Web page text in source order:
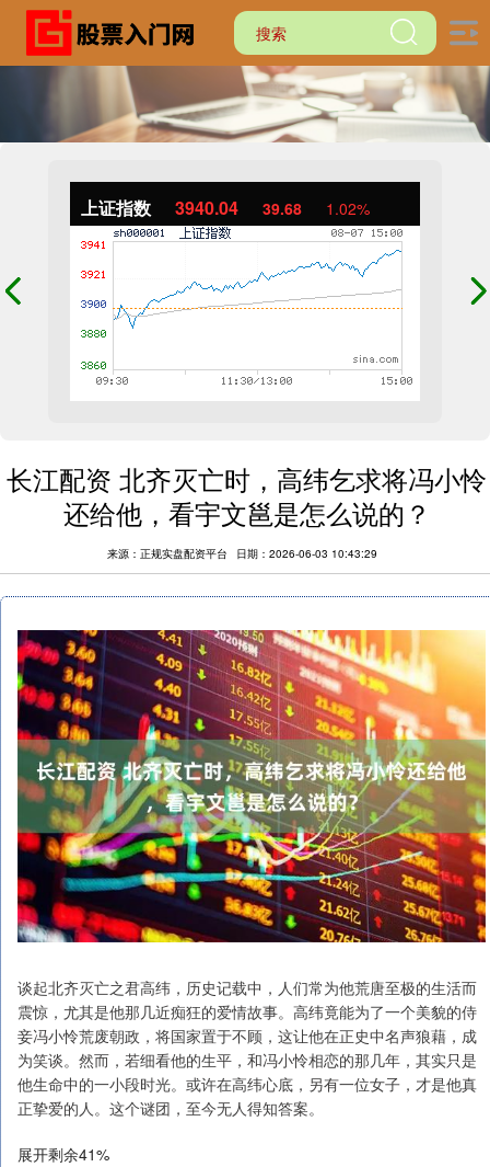
上证指数 3940.04 39.68 1.02%
长江配资 北齐灭亡时，高纬乞求将冯小怜
还给他，看宇文邕是怎么说的？
来源：正规实盘配资平台 日期：2026-06-03 10:43:29
谈起北齐灭亡之君高纬，历史记载中，人们常为他荒唐至极的生活而
震惊，尤其是他那几近痴狂的爱情故事。高纬竟能为了一个美貌的侍
妾冯小怜荒废朝政，将国家置于不顾，这让他在正史中名声狼藉，成
为笑谈。然而，若细看他的生平，和冯小怜相恋的那几年，其实只是
他生命中的一小段时光。或许在高纬心底，另有一位女子，才是他真
正挚爱的人。这个谜团，至今无人得知答案。
展开剩余41%